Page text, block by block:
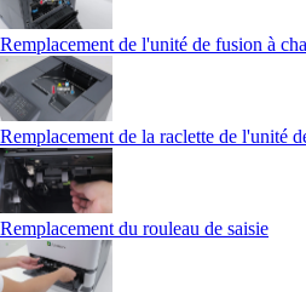
Remplacement de l'unité de fusion à
Remplacement de la raclette de l'unité
Remplacement du rouleau de saisie